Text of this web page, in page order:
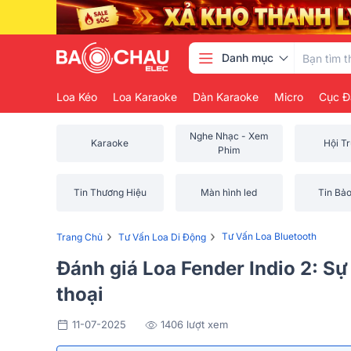
Danh mục
Loa Kéo Loa Karaoke Dàn Karaoke Micro Cục
Karaoke
Nghe Nhạc - Xem
Phim
Hội
Tin Thương Hiệu Màn hình led Tin
Trang Chủ › Tư Vấn Loa Di Động › Tư Vấn Loa Bluetooth
Đánh giá Loa Fender Indio 2:
thoại
11-07-2025 1406 lượt xem